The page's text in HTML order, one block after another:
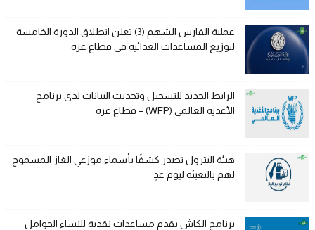
عملية الفارس الشهم (3) تعلن انطلاق الدورة الخامسة
لتوزيع المساعدات الغذائية في قطاع غزة
الرابط الجديد للتسجيل وتحديث البيانات لدى برنامج
الأغذية العالمي (WFP) – قطاع غزة
هيئة البترول تصدر كشفًا بأسماء موزعي الغاز المسموح
لهم بالتعبئة ليوم غدٍ
برنامج الكاش يقدم مساعدات نقدية للنساء الحوامل